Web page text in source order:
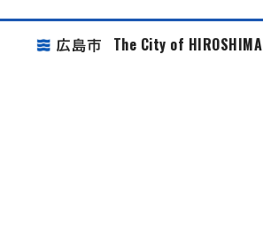
広島市 The City of HIROSHIMA